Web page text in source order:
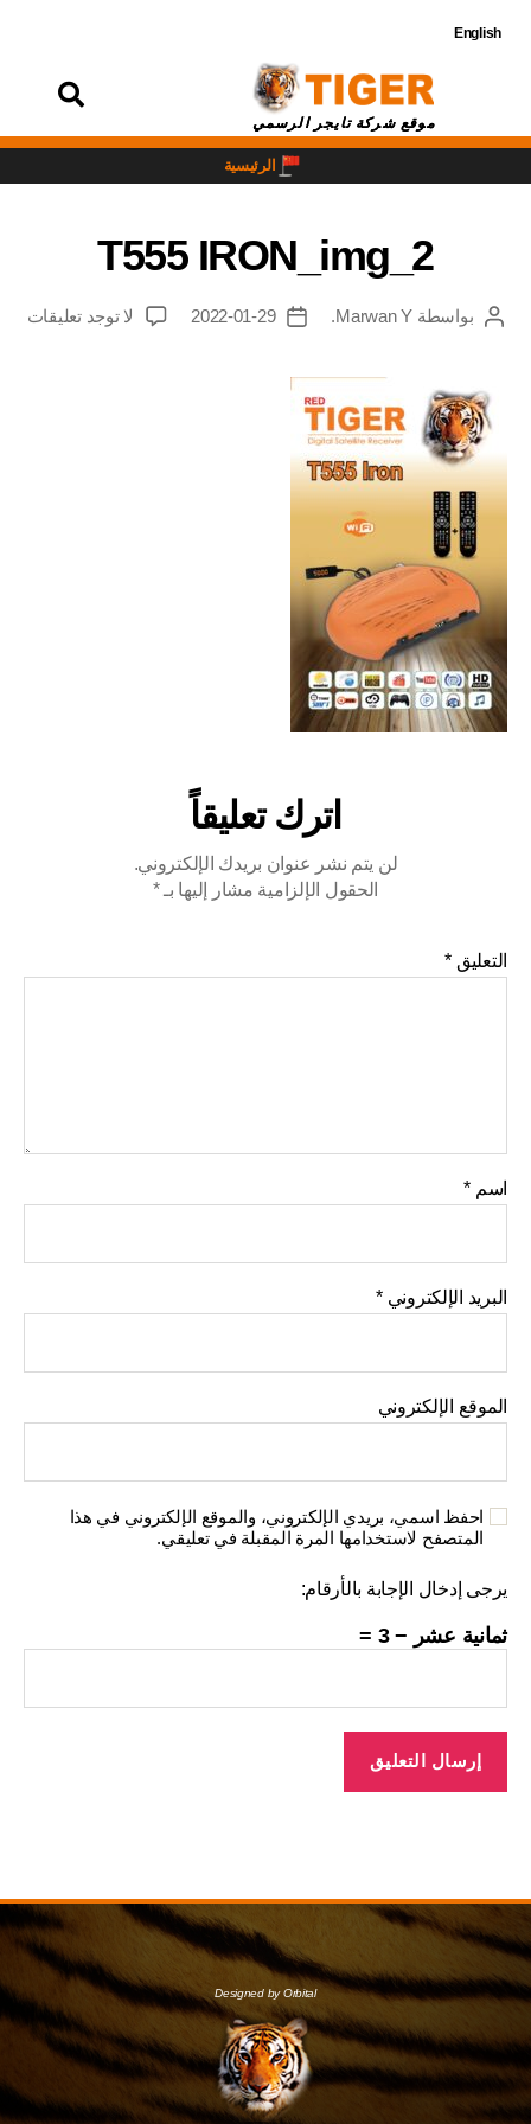
English
موقع شركة تايجر الرسمي
الرئيسية
T555 IRON_img_2
بواسطة Marwan Y.
2022-01-29 لا توجد تعليقات
اترك تعليقاً
لن يتم نشر عنوان بريدك الإلكتروني.
الحقول الإلزامية مشار إليها بـ*
التعليق *
اسم *
البريد الإلكتروني*
الموقع الإلكتروني
احفظ اسمي، بريدي الإلكتروني، والموقع الإلكتروني في هذا
المتصفح لاستخدامها المرة المقبلة في تعليقي.
يرجى إدخال الإجابة بالأرقام:
ثمانية عشر − 3 =
Designed by Orbital